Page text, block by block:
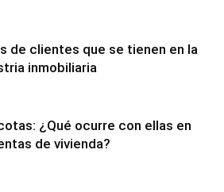
de clientes que se tienen en la
inmobiliaria
¿Qué ocurre con ellas en
de vivienda?